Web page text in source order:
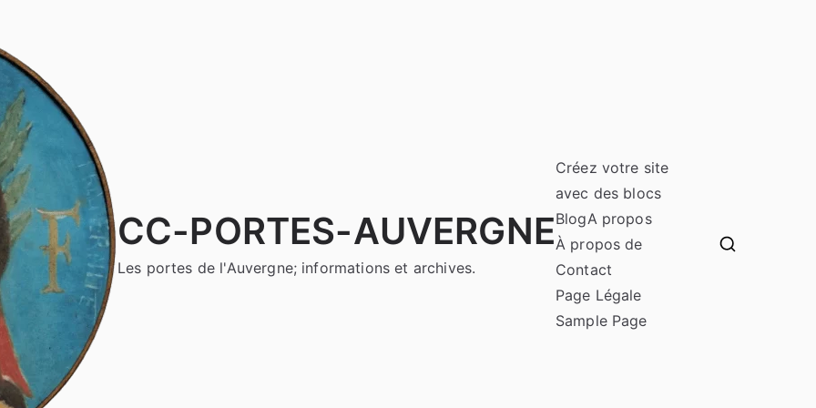
CC-PORTES-AUVERGNE
Les portes de l'Auvergne; informations et archives.
Créez votre site
avec des blocs
BlogA propos
À propos de
Contact
Page Légale
Sample Page